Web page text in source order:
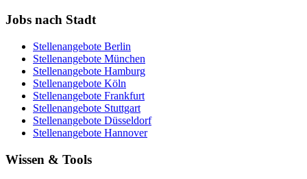
Jobs nach Stadt
Stellenangebote Berlin
Stellenangebote München
Stellenangebote Hamburg
Stellenangebote Köln
Stellenangebote Frankfurt
Stellenangebote Stuttgart
Stellenangebote Düsseldorf
Stellenangebote Hannover
Wissen & Tools